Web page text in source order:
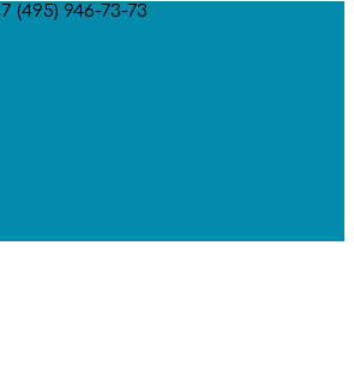
(495) 946-73-73